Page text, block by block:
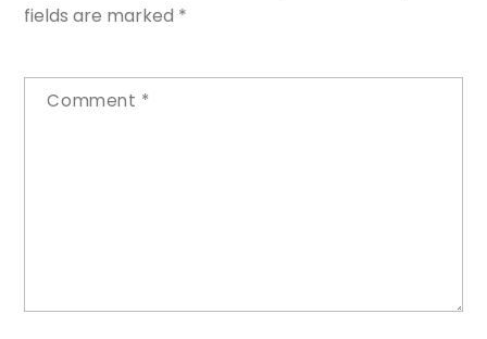
fields are marked *
Comment *